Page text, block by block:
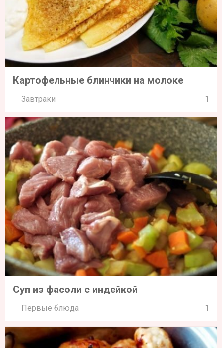
Картофельные блинчики на молоке
Завтраки 1
Суп из фасоли с индейкой
Первые блюда 1